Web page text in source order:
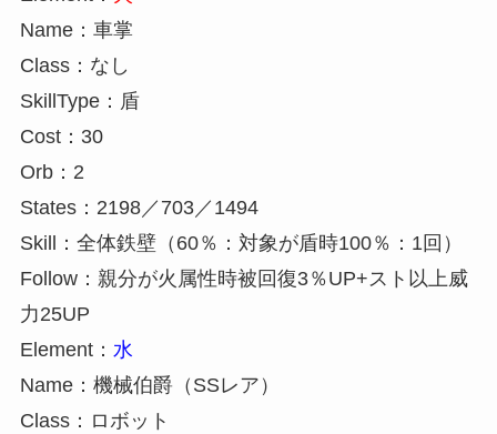
Name：車掌
Class：なし
SkillType：盾
Cost：30
Orb：2
States：2198／703／1494
Skill：全体鉄壁（60％：対象が盾時100％：1回）
Follow：親分が火属性時被回復3％UP+スト以上威
力25UP
Element： 水
Name：機械伯爵（SSレア）
Class：ロボット